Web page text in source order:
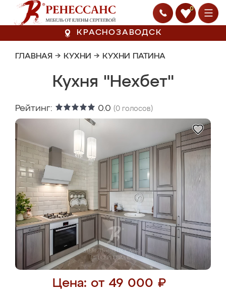
0
КРАСНОЗАВОДСК
ГЛАВНАЯ → КУХНИ → КУХНИ ПАТИНА
Кухня "Нехбет"
Рейтинг: 0.0 (0 голосов)
Цена: от 49 000 ₽